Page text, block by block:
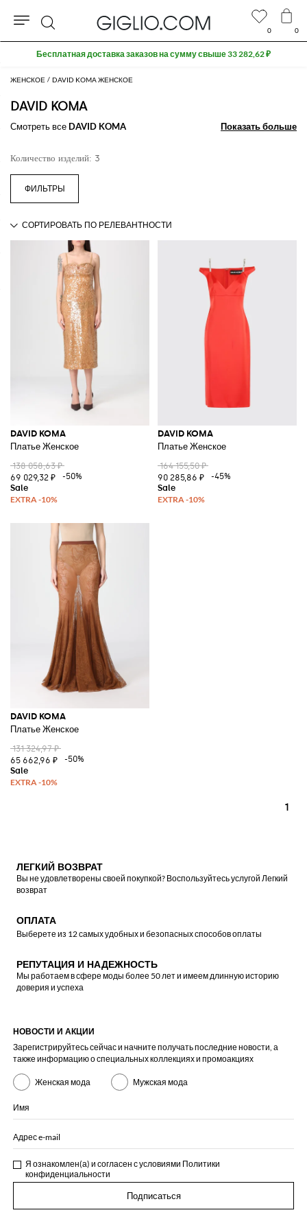
ЖЕНСКОЕ DAVID KOMA ЖЕНСКОЕ
DAVID KOMA
Смотреть все DAVID KOMA Показать больше
Показать больше
Количество изделий: 3
DAVID KOMA
Платье Женское
138 058,63 ₽
69 029,32 ₽
-50%
DAVID KOMA
Платье Женское
164 155,50 ₽
90 285,86 ₽
-45%
DAVID KOMA
Платье Женское
131 324,97 ₽
65 662,96 ₽
-50%
1
0 0
Поиск
Бесплатная доставка заказов на сумму свыше 33 282,62 ₽
ЛЕГКИЙ ВОЗВРАТ
Вы не удовлетворены своей покупкой? Воспользуйтесь услугой Легкий
возврат
ОПЛАТА
Выберете из 12 самых удобных и безопасных способов оплаты
РЕПУТАЦИЯ И НАДЕЖНОСТЬ
Мы работаем в сфере моды более 50 лет и имеем длинную историю
доверия и успеха
НОВОСТИ И АКЦИИ
Зарегистрируйтесь сейчас и начните получать последние новости, а
также информацию о специальных коллекциях и промоакциях
Женская мода Мужская мода
Имя
Адрес e-mail
Я ознакомлен(а) и согласен с условиями Политики
конфиденциальности
Подписаться